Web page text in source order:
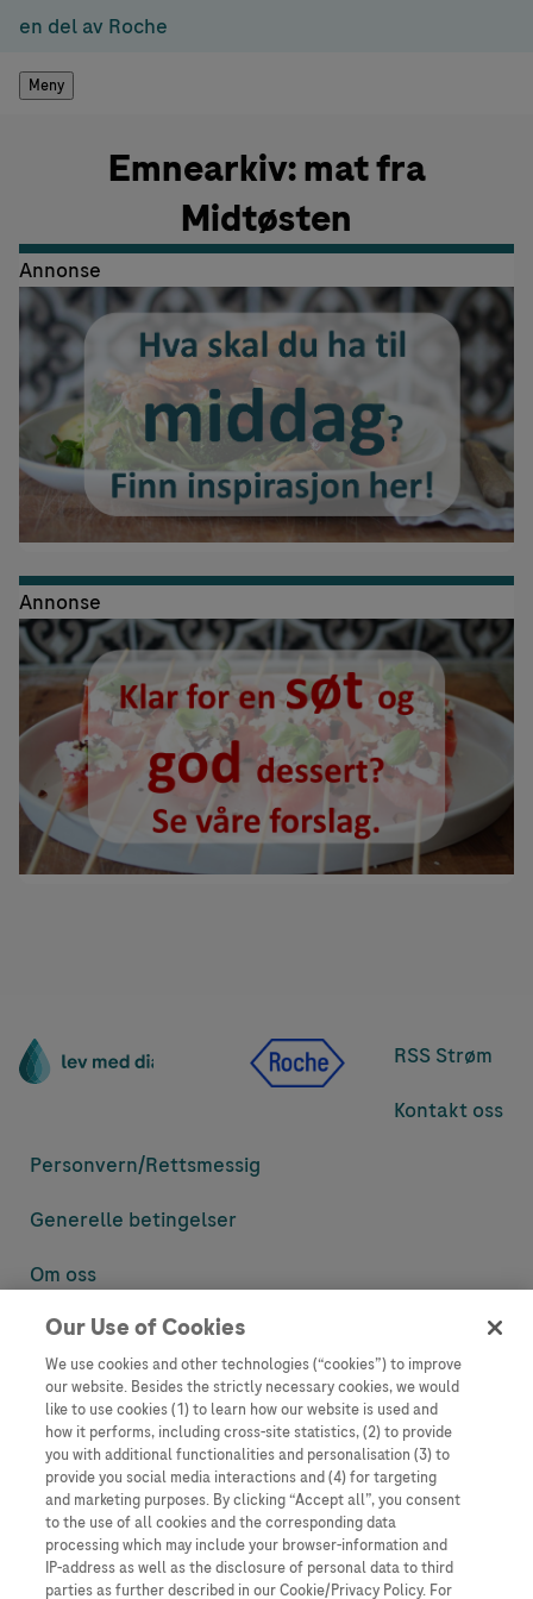
en del av Roche
Meny
Emnearkiv: mat fra
Midtøsten
Annonse
Annonse
RSS Strøm
Kontakt oss
Personvern/Rettsmessig
Generelle betingelser
Om oss
Denne nettsiden inneholder informasjon som er målsatt til en stor
informasjon som ellers ikke er tilgjengelig eller gyldig i ditt land.
Vennligst vær oppmerksom på at vi ikke tar noe ansvar for tilgang til
informasjon som muligens ikke er i samsvar med noen gyldig juridisk
prosess, regulering, registrering eller bruk i bostedslandet ditt.
Roche har ikke alltid mulighet til å kvalitetssikre andres innlegg, men
vil fjerne villedende eller upassende innlegg så langt det lar seg gjøre.
Vi har ikke ansvar for innhold på eksterne nettsider som det lenkes til.
Kopiering av materiale fra dette nettstedet for bruk annet sted er ikke
tillatt uten avtale. Nettstedet selger plass til annonsører, og slikt
Our Use of Cookies
We use cookies and other technologies (“cookies”) to improve
our website. Besides the strictly necessary cookies, we would
like to use cookies (1) to learn how our website is used and
how it performs, including cross-site statistics, (2) to provide
you with additional functionalities and personalisation (3) to
provide you social media interactions and (4) for targeting
and marketing purposes. By clicking “Accept all”, you consent
to the use of all cookies and the corresponding data
processing which may include your browser-information and
IP-address as well as the disclosure of personal data to third
parties as further described in our Cookie/Privacy Policy. For